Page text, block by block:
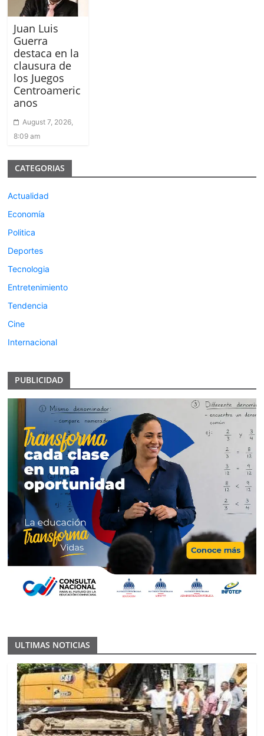
Juan Luis
Guerra
destaca en la
clausura de
los Juegos
Centroameric
anos
August 7, 2026,
8:09 am
CATEGORIAS
Actualidad
Economía
Politica
Deportes
Tecnologia
Entretenimiento
Tendencia
Cine
Internacional
PUBLICIDAD
ULTIMAS NOTICIAS